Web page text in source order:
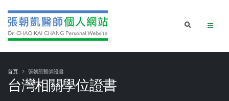
台灣相關學位證書
首頁 張朝凱醫師證書